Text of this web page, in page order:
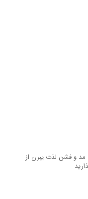
مد و فشن لذت یبرن از